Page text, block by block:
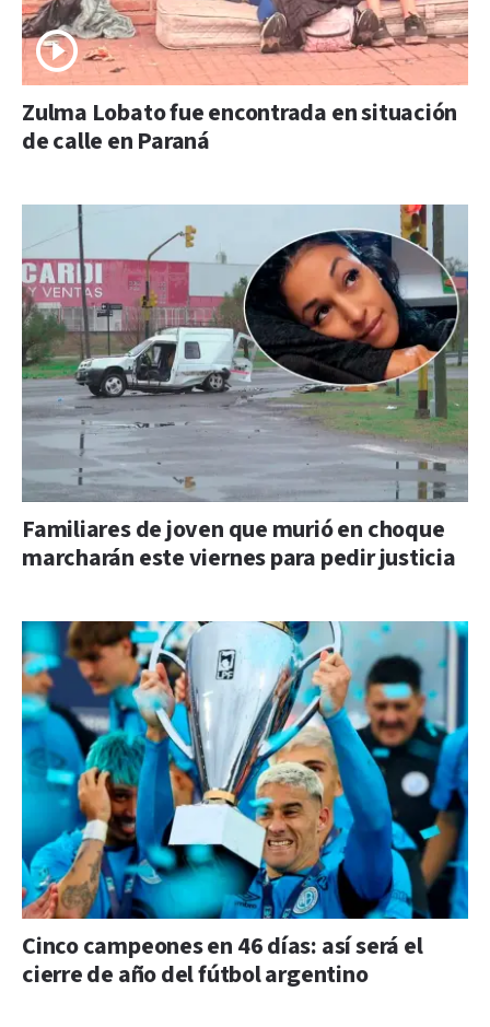
Zulma Lobato fue encontrada en situación
de calle en Paraná
Familiares de joven que murió en choque
marcharán este viernes para pedir justicia
Cinco campeones en 46 días: así será el
cierre de año del fútbol argentino